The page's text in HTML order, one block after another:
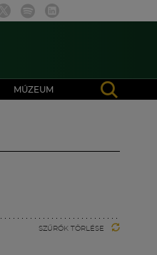
MÚZEUM
SZŰRŐK TÖRLÉSE